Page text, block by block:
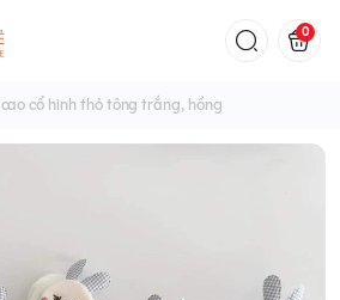
0
cổ hình thỏ tông trắng, hồng